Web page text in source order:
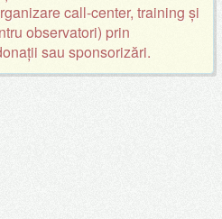
call-center, training și
observatori) prin
sau sponsorizări.